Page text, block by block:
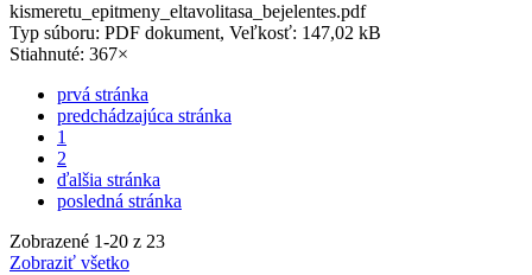
kismeretu_epitmeny_eltavolitasa_bejelentes.pdf
Typ súboru: PDF dokument, Veľkosť: 147,02 kB
Stiahnuté: 367×
prvá stránka
predchádzajúca stránka
1
2
ďalšia stránka
posledná stránka
Zobrazené 1-20 z 23
Zobraziť všetko